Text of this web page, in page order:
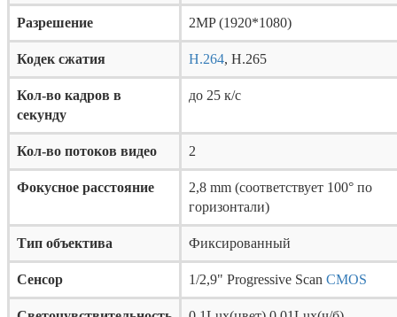
Разрешение 2MP (1920*1080)
Кодек сжатия H.264, H.265
Кол-во кадров в
секунду
до 25 к/с
Кол-во потоков видео 2
Фокусное расстояние
2,8 mm (соответствует 100° по
горизонтали)
Тип объектива Фиксированный
Сенсор 1/2,9" Progressive Scan CMOS